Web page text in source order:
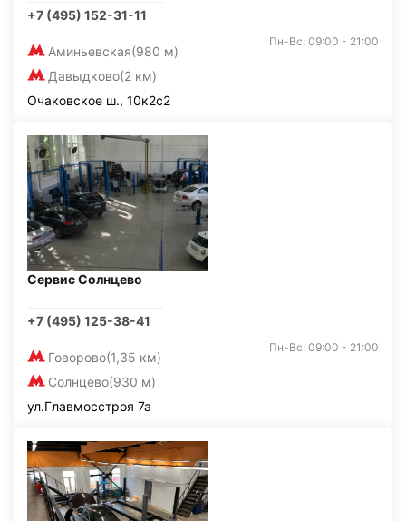
+7 (495) 152-31-11
Аминьевская(980 м)
Давыдково(2 км)
Пн-Вс: 09:00 - 21:00
Очаковское ш., 10к2с2
Сервис Солнцево
+7 (495) 125-38-41
Говорово(1,35 км)
Солнцево(930 м)
Пн-Вс: 09:00 - 21:00
ул.Главмосстроя 7а